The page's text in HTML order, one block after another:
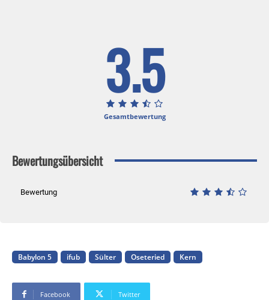
3.5
Gesamtbewertung
Bewertungsübersicht
Bewertung
Babylon 5 ifub Sülter Oseteried Kern
Facebook Twitter